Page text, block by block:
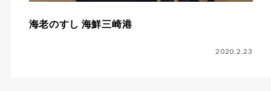
海老のすし 海鮮三崎港
2020.2.23